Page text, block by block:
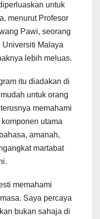
untuk
menurut Profesor
Pawi, seorang
Malaya
lebih meluas.
itu diadakan di
untuk orang
memahami
utama
amanah,
martabat
memahami
Saya percaya
bukan sahaja di